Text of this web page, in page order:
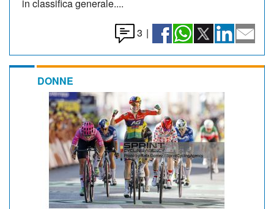
in classifica generale....
3 |
DONNE